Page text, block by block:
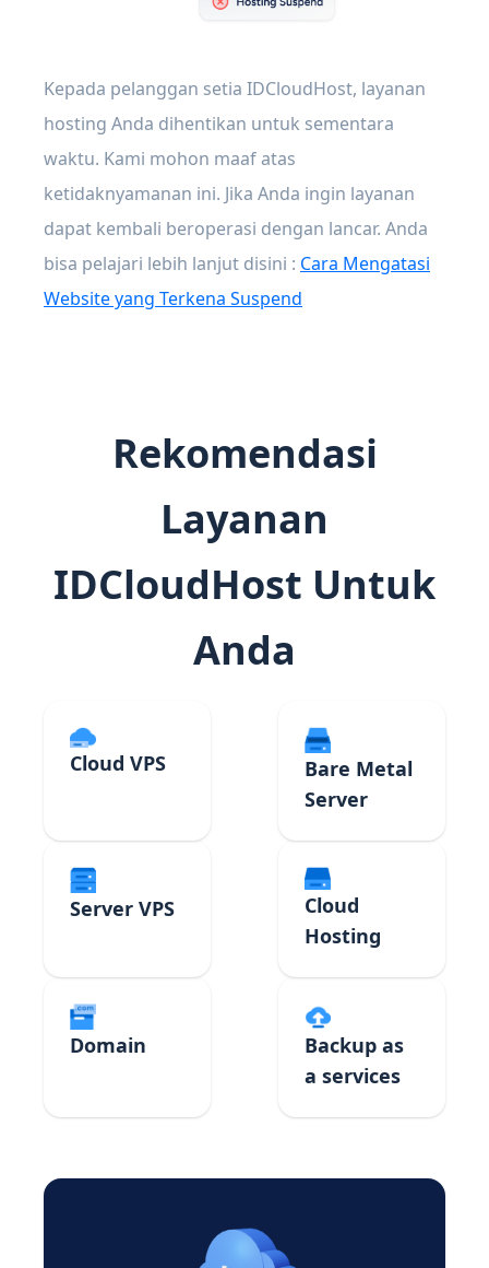
Kepada pelanggan setia IDCloudHost, layanan
hosting Anda dihentikan untuk sementara
waktu. Kami mohon maaf atas
ketidaknyamanan ini. Jika Anda ingin layanan
dapat kembali beroperasi dengan lancar. Anda
bisa pelajari lebih lanjut disini : Cara Mengatasi
Website yang Terkena Suspend
Rekomendasi
Layanan
IDCloudHost Untuk
Anda
Cloud VPS
Bare Metal
Server
Server VPS
Cloud
Hosting
Domain
Backup as
a services